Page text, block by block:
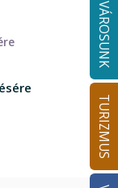
VÁROSUNK
TURIZMUS